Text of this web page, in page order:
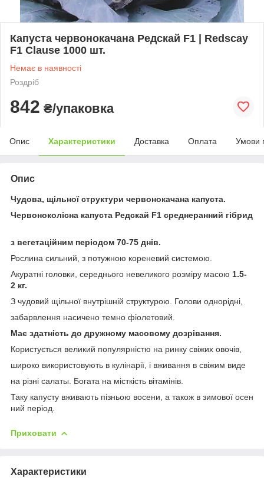
Капуста червонокачана Редскай F1 | Redscay
F1 Clause 1000 шт.
Немає в наявності
Роздріб
842 ₴/упаковка
Опис Характеристики Доставка Оплата Умови
Опис
Чудова, щільної структури червонокачана капуста.
Червоноколісна капуста Редскай F1 среднеранний гібрид
з вегетаційним періодом 70-75 днів.
Рослина сильний, з потужною кореневий системою.
Акуратні головки, середнього невеликого розміру масою 1.5-
2 кг.
З чудовий щільної внутрішній структурою. Голови однорідні,
забарвлення насичено темно фіолетовий.
Має здатність до дружному масовому дозрівання.
Користується великий популярністю на ринку свіжих овочів,
широко використовують в кулінарії, і вживання в свіжим виде
на різні салаты. Богата на місткість вітамінів.
Таку капусту вживають пізньою восени, а також в зимової осен
ний період.
Приховати
Характеристики